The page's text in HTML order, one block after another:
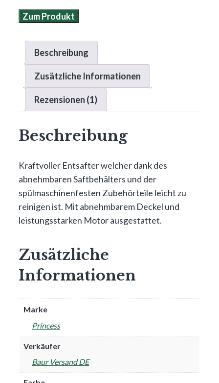
Zum Produkt
Beschreibung
Zusätzliche Informationen
Rezensionen (1)
Beschreibung
Kraftvoller Entsafter welcher dank des
abnehmbaren Saftbehälters und der
spülmaschinenfesten Zubehörteile leicht zu
reinigen ist. Mit abnehmbarem Deckel und
leistungsstarken Motor ausgestattet.
Zusätzliche
Informationen
Marke
Princess
Verkäufer
Baur Versand DE